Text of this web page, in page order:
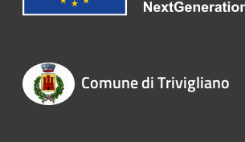
Comune di Trivigliano